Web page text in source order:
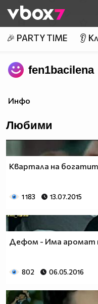
👾
🎉 PARTY TIME 👂
fen1bacilena
Инфо
Любими
Квартала на
1 183 13.07.2015
Дефом - Има аромат
802 06.05.2016